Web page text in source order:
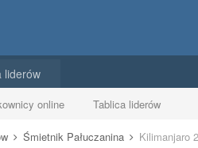
online Tablica liderów
liderów
Śmietnik Pałuczanina Kilimanjaro